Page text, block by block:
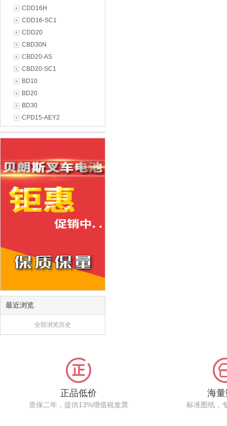
CDD16H
CDD16-SC1
CDD20
CBD30N
CBD20-AS
CBD20-SC1
BD10
BD20
BD30
CPD15-AEY2
最近浏览
全部浏览历史
正品低价
质保二年，提供13%增值税发票
海
标准图纸，